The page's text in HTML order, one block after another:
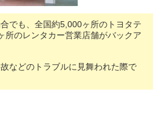
でも、全国約5,000ヶ所のトヨタテ
所のレンタカー営業店舗がバックア
などのトラブルに見舞われた際で